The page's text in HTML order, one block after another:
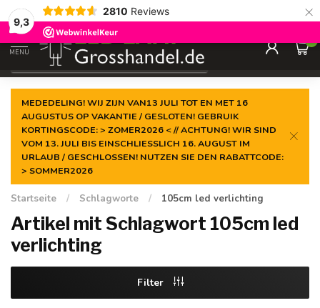
9,3
2810 Reviews ×
Garantiert derniedrigste Preis
MENU
0
MEDEDELING! WIJ ZIJN VAN13 JULI TOT EN MET 16
AUGUSTUS OP VAKANTIE / GESLOTEN! GEBRUIK
KORTINGSCODE: > ZOMER2026 < // ACHTUNG! WIR SIND
VOM 13. JULI BIS EINSCHLIESSLICH 16. AUGUST IM
URLAUB / GESCHLOSSEN! NUTZEN SIE DEN RABATTCODE:
> SOMMER2026
Startseite / Schlagworte / 105cm led verlichting
Artikel mit Schlagwort 105cm led
verlichting
Filter